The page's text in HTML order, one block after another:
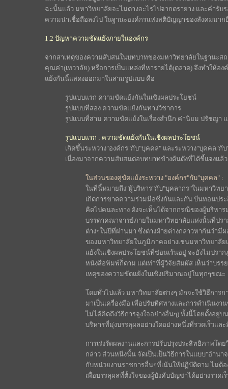
ฉะนั้นแล้ว มหาวิทยาลัยจะไม่ต่างอะไรไปจากตรายาง และคำรั
ความน่าเชื่อถือลงไป ในฐานะองค์กรแห่งสติปัญญาของสังคมมาก
1.2 ปัญหาความขัดแย้งภายในองค์กร
จากสาเหตุของความสับสนในบทบาทของมหาวิทยาลัยในฐานะส
คุณค่า(เทวาลัย) หรือการเป็นแหล่งที่หารายได้(ตลาด) จึงทำให้อ
แย้งกันนี้แสดงออกมาในสามรูปแบบ คือ
รูปแบบแรก ความขัดแย้งกันในเชิงผลประโยชน์
รูปแบบที่สอง ความขัดแย้งกันทางวิชาการ
รูปแบบที่สาม ความขัดแย้งในเรื่องสำนึก ค่านิยม ปรัชญา
รูปแบบแรก : ความขัดแย้งกันในเชิงผลประโยชน์
เกิดขึ้นระหว่าง"องค์กร"กับ"บุคคล" และระหว่าง"บุคคล"กั
เนื่องมาจากความสับสนต่อบทบาทข้างต้นดังที่ได้ชี้แจงแล้ว
ในส่วนของคู่ขัดแย้งระหว่าง "องค์กร"กับ"บุคคล" :
ในที่นี้หมายถึง"ผู้บริหาร"กับ"บุคลากร"ในมหาวิทย
เกิดการขาดความร่วมมือซึ่งกันและกัน บั่นทอนประ
คิดไปคนละทาง ดังจะเห็นได้จากกรณีของผู้บริหา
บรรดาคณาจารย์ภายในมหาวิทยาลัยแห่งนั้นที่ป
ต่างๆในปีที่ผ่านมา ซึ่งต่างฝ่ายต่างกล่าวหากันว่ามี
ของมหาวิทยาลัยในภูมิภาคอย่างเช่นมหาวิทยาลัย
แย้งในเชิงผลประโยชน์ที่ซ่อนเร้นอยู่ จะยังไม่ปรา
หนังสือพิมพ์ก็ตาม แต่เท่าที่ผู้วิจัยสัมผัส เห็นว่าบรร
เหตุของความขัดแย้งในเชิงปริมาณอยู่ในทุกๆขณะ
โดยทั่วไปแล้ว มหาวิทยาลัยต่างๆ มักจะใช้วิธีการ
มาเป็นเครื่องมือ เพื่อปรับทิศทางและการดำเนินง
ไม่ได้คิดถึงวิธีการจูงใจอย่างอื่นๆ) ทั้งนี้โดยตั้งอยู่
บริหารที่มุ่งบรรลุผลอย่างใดอย่างหนึ่งที่รวดเร็วแล
การเร่งรัดผลงานและการปรับปรุงประสิทธิภาพโด
กล่าว ส่วนหนึ่งนั้น จัดเป็นเป็นวิธีการในแบบ"อำนา
กับหน่วยงานราชการอื่นๆที่เน้นให้ปฏิบัติตาม ไม่ต้
เพื่อบรรลุผลที่ตั้งใจของผู้บังคับบัญชาได้อย่างรวดเร็